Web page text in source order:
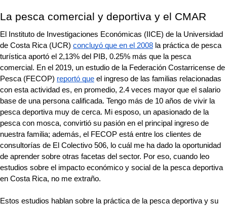
La pesca comercial y deportiva y el CMAR
El Instituto de Investigaciones Económicas (IICE) de la Universidad
de Costa Rica (UCR) concluyó que en el 2008 la práctica de pesca
turística aportó el 2,13% del PIB, 0.25% más que la pesca
comercial. En el 2019, un estudio de la Federación Costarricense de
Pesca (FECOP) reportó que el ingreso de las familias relacionadas
con esta actividad es, en promedio, 2.4 veces mayor que el salario
base de una persona calificada. Tengo más de 10 años de vivir la
pesca deportiva muy de cerca. Mi esposo, un apasionado de la
pesca con mosca, convirtió su pasión en el principal ingreso de
nuestra familia; además, el FECOP está entre los clientes de
consultorías de El Colectivo 506, lo cuál me ha dado la oportunidad
de aprender sobre otras facetas del sector. Por eso, cuando leo
estudios sobre el impacto económico y social de la pesca deportiva
en Costa Rica, no me extraño.
Estos estudios hablan sobre la práctica de la pesca deportiva y su